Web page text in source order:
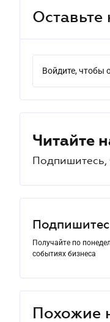
Оставьте
Войдите, чтобы
Читайте
Подпишитесь,
Получайте по
событиях бизнеса
Похожие